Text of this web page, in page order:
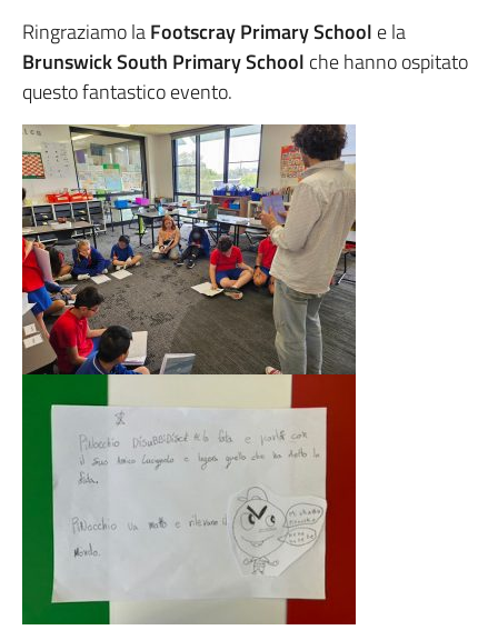
Ringraziamo laFootscray Primary School e la
Brunswick South Primary School che hanno ospitato
questo fantastico evento.